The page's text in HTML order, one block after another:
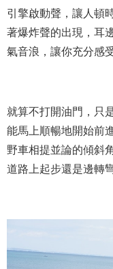
引擎啟動聲，讓人頓
著爆炸聲的出現，耳
氣音浪，讓你充分感
就算不打開油門，只
能馬上順暢地開始前
野車相提並論的傾斜
道路上起步還是邊轉